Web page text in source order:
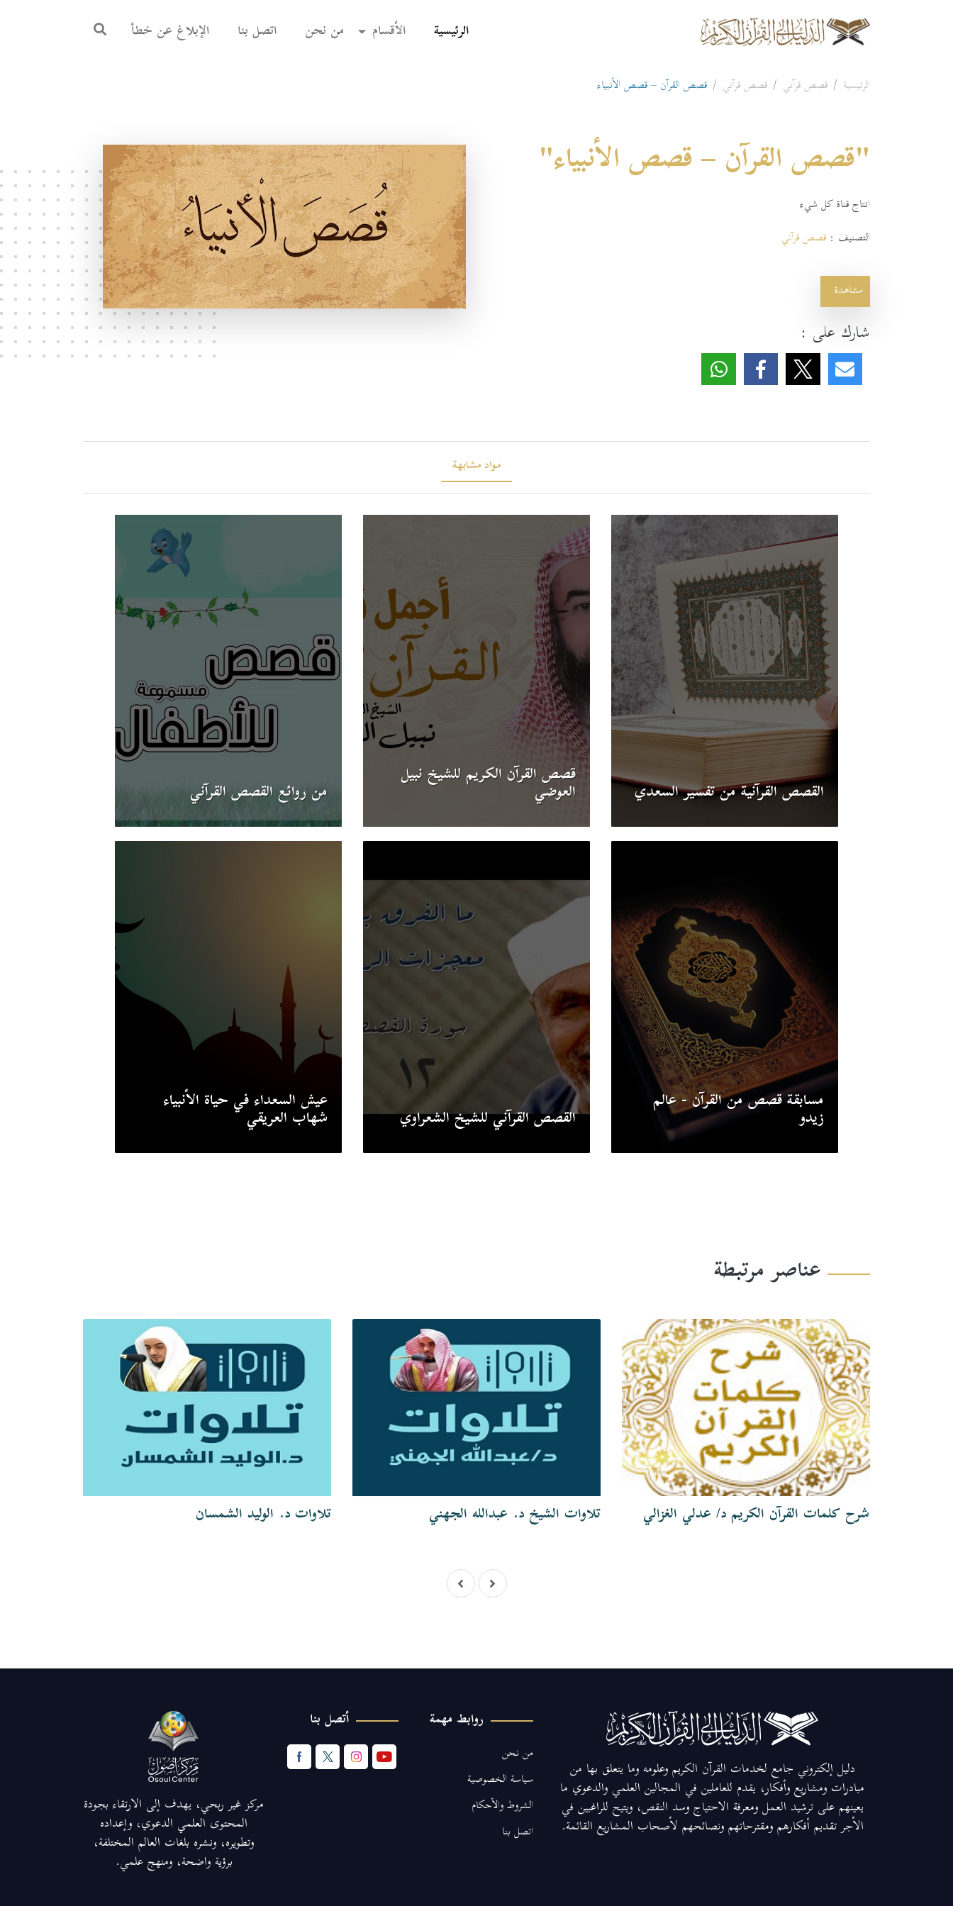
الرئيسية
(current) الأقسام من نحن اتصل بنا الإبلاغ عن خطأ
الرئيسية قصص قرآني قصص قرآني قصص القرآن – قصص الأنبياء
"قصص القرآن – قصص الأنبياء"
انتاج قناة كل شيء
التصنيف : قصص قرآني
مشاهدة
شارك على :
مواد مشابهة
القصص القرآنية من تفسير السعدي
قصص القرآن الكريم للشيخ نبيل
العوضي من روائع القصص القرآني
مسابقة قصص من القرآن - عالم
زيدو القصص القرآني للشيخ الشعراوي
عيش السعداء في حياة الأنبياء
شهاب العريقي
عناصر مرتبطة
شرح كلمات القرآن الكريم د/ عدلي الغزالي تلاوات الشيخ د. عبدالله الجهني تلاوات د. الوليد الشمسان
دليل إلكتروني جامع لخدمات القرآن الكريم وعلومه وما يتعلق بها من
مبادرات ومشاريع وأفكار، يقدم للعاملين في المجالين العلمي والدعوي ما
يعينهم على ترشيد العمل ومعرفة الاحتياج وسد النقص، ويتيح للراغبين في
الأجر تقديم أفكارهم ومقترحاتهم ونصائحهم لأصحاب المشاريع القائمة.
روابط مهمة
من نحن
سياسة الخصوصية
الشروط والأحكام
اتصل بنا
أتصل بنا
مركز غير ربحي، يهدف إلى الارتقاء بجودة
المحتوى العلمي الدعوي، وإعداده
وتطويره، ونشره بلغات العالم المختلفة،
برؤية واضحة، ومنهج علمي.